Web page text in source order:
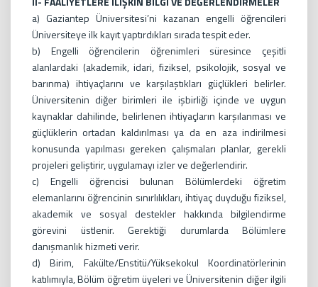
a) Gaziantep Üniversitesi’ni kazanan engelli öğrencileri
Üniversiteye ilk kayıt yaptırdıkları sırada tespit eder.
b) Engelli öğrencilerin öğrenimleri süresince çeşitli
alanlardaki (akademik, idari, fiziksel, psikolojik, sosyal ve
barınma) ihtiyaçlarını ve karşılaştıkları güçlükleri belirler.
Üniversitenin diğer birimleri ile işbirliği içinde ve uygun
kaynaklar dahilinde, belirlenen ihtiyaçların karşılanması ve
güçlüklerin ortadan kaldırılması ya da en aza indirilmesi
konusunda yapılması gereken çalışmaları planlar, gerekli
projeleri geliştirir, uygulamayı izler ve değerlendirir.
c) Engelli öğrencisi bulunan Bölümlerdeki öğretim
elemanlarını öğrencinin sınırlılıkları, ihtiyaç duyduğu fiziksel,
akademik ve sosyal destekler hakkında bilgilendirme
görevini üstlenir. Gerektiği durumlarda Bölümlere
danışmanlık hizmeti verir.
d) Birim, Fakülte/Enstitü/Yüksekokul Koordinatörlerinin
katılımıyla, Bölüm öğretim üyeleri ve Üniversitenin diğer ilgili